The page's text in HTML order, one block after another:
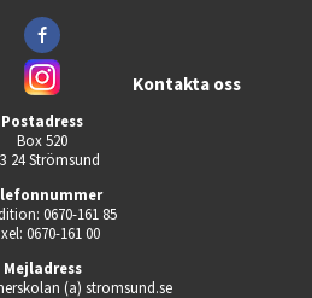
Kontakta oss
Postadress
Box 520
24 Strömsund
0670-161 85
0670-161 00
Mejladress
(a) stromsund.se